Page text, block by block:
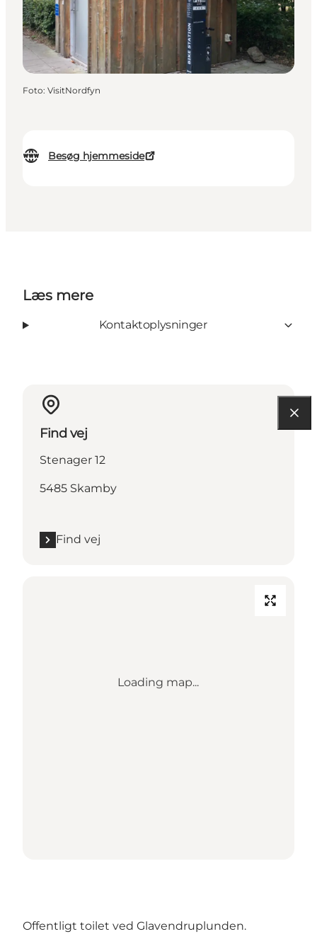
Besøg hjemmeside
Foto: VisitNordfyn
Læs mere
Kontaktoplysninger
Find vej
Stenager 12
5485 Skamby
Find vej
Loading map...
Offentligt toilet ved Glavendruplunden.